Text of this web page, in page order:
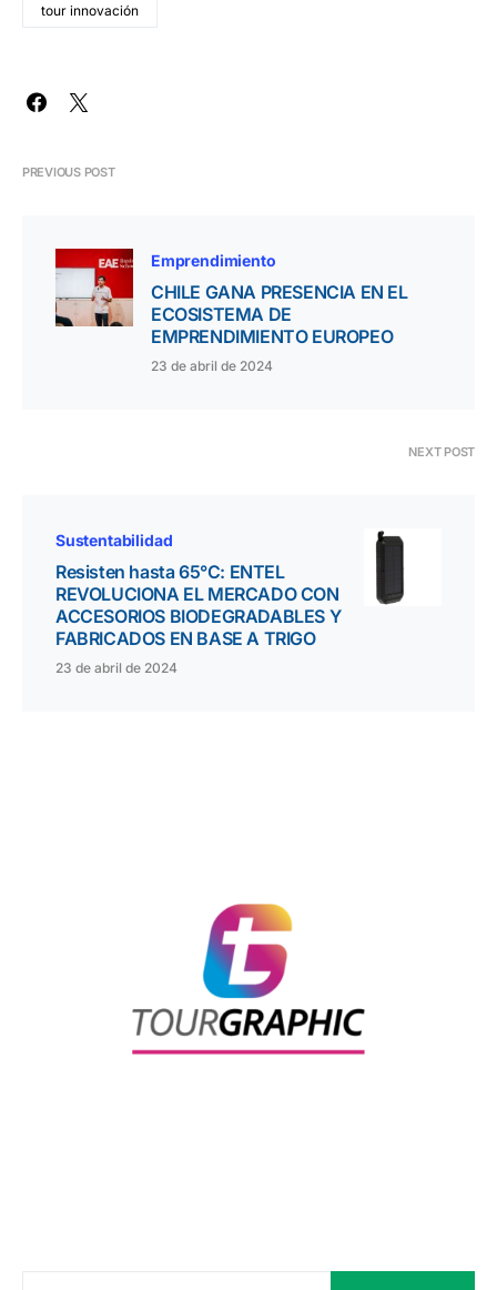
tour innovación
PREVIOUS POST
Emprendimiento
CHILE GANA PRESENCIA EN EL
ECOSISTEMA DE
EMPRENDIMIENTO EUROPEO
23 de abril de 2024
NEXT POST
Sustentabilidad
Resisten hasta 65°C: ENTEL
REVOLUCIONA EL MERCADO CON
ACCESORIOS BIODEGRADABLES Y
FABRICADOS EN BASE A TRIGO
23 de abril de 2024